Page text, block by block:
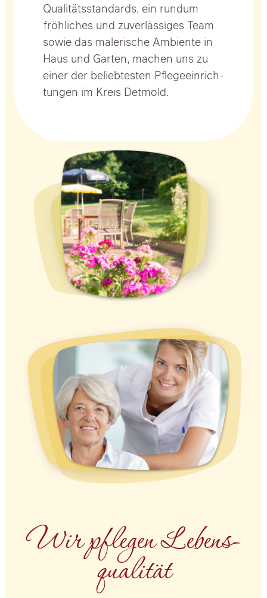
Qua­li­täts­stan­dards, ein rund­um
fröh­li­ches und zuver­läs­si­ges Team
sowie das male­ri­sche Ambi­en­te in
Haus und Gar­ten, machen uns zu
einer der belieb­tes­ten Pfle­ge­ein­rich­
tun­gen im Kreis Det­mold.
Wir pfle­gen Lebens­
qua­li­tät